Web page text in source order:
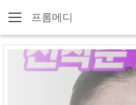
프롬메디